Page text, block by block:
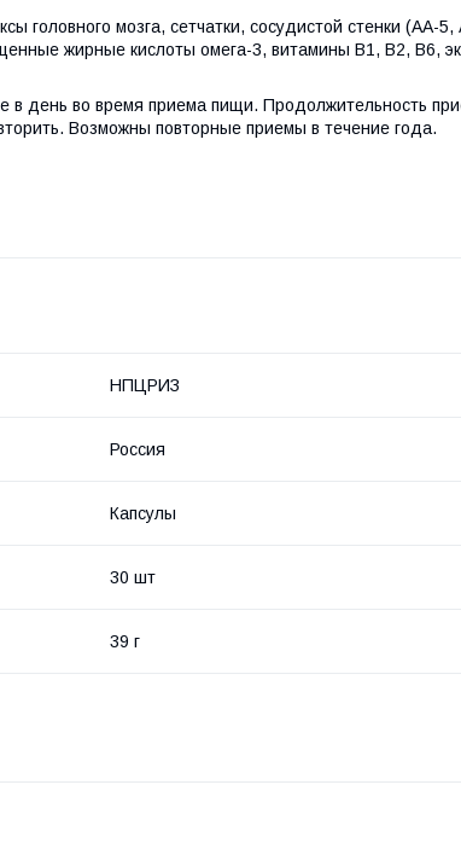
головного мозга, сетчатки, сосудистой стенки (АА-
жирные кислоты омега-3, витамины В1, В2, В6,
в день во время приема пищи. Продолжительность
Возможны повторные приемы в течение года.
НПЦРИЗ
Россия
Капсулы
30 шт
39 г